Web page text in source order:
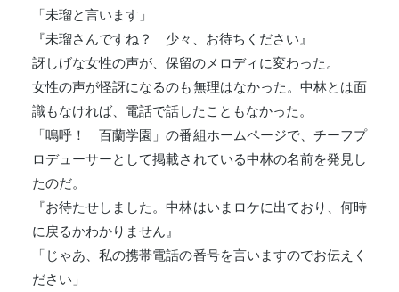
「未瑠と言います」
『未瑠さんですね？ 少々、お待ちください』
訝しげな女性の声が、保留のメロディに変わった。
女性の声が怪訝になるのも無理はなかった。中林とは面
識もなければ、電話で話したこともなかった。
「嗚呼！ 百蘭学園」の番組ホームページで、チーフプ
ロデューサーとして掲載されている中林の名前を発見し
たのだ。
『お待たせしました。中林はいまロケに出ており、何時
に戻るかわかりません』
「じゃあ、私の携帯電話の番号を言いますのでお伝えく
ださい」